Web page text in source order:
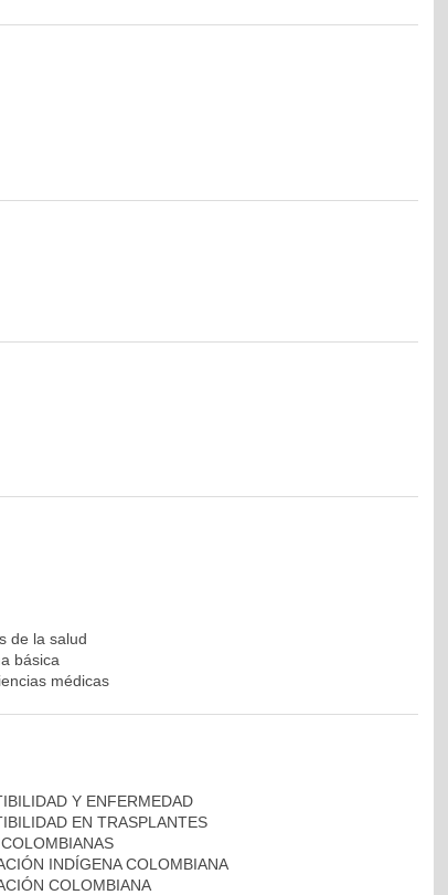
de la salud
básica
médicas
Y ENFERMEDAD
EN TRASPLANTES
INDÍGENA COLOMBIANA
COLOMBIANA